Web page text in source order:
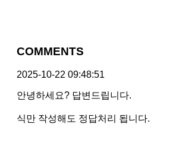
COMMENTS
2025-10-22 09:48:51
안녕하세요? 답변드립니다.
식만 작성해도 정답처리 됩니다.